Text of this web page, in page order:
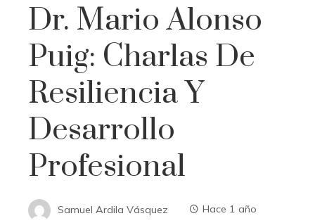
Dr. Mario Alonso
Puig: Charlas De
Resiliencia Y
Desarrollo
Profesional
Samuel Ardila Vásquez
Hace 1 año